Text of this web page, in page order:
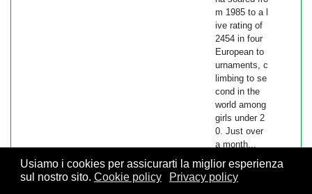
Usiamo i cookies per assicurarti la miglior esperienza
sul nostro sito. Cookie policy Privacy policy
m 1985 to a l
ive rating of
2454 in four
European to
urnaments, c
limbing to se
cond in the
world among
girls under 2
0. Just over
a month...